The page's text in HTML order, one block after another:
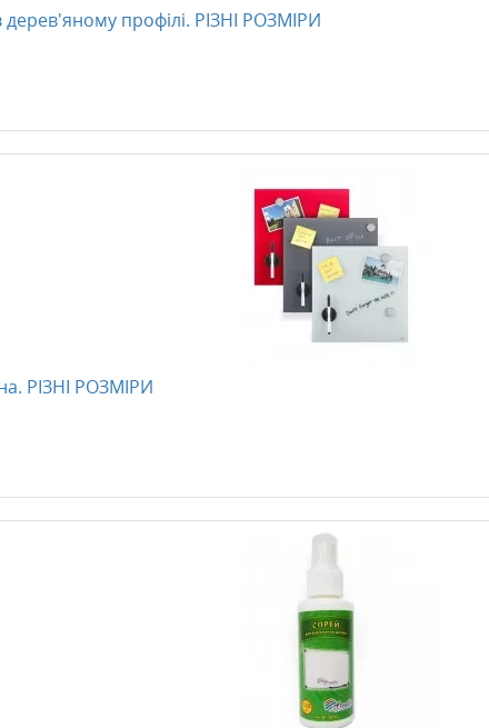
профілі. РІЗНІ РОЗМІРИ
РІЗНІ РОЗМІРИ